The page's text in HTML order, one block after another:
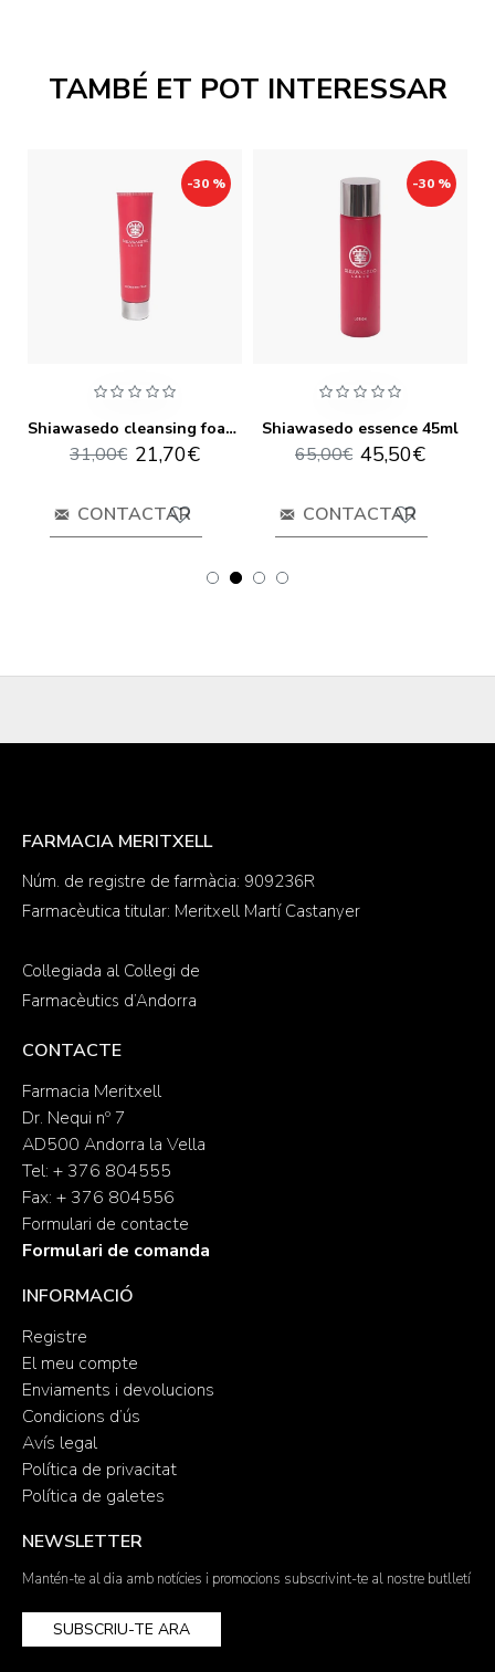
TAMBÉ ET POT INTERESSAR
-30 %
Shiawasedo cleansing foam 120ml
21,70€
31,00€
CONTACTAR
-30 %
Shiawasedo essence 45ml
45,50€
65,00€
CONTACTAR
FARMACIA MERITXELL
Núm. de registre de farmàcia: 909236R
Farmacèutica titular: Meritxell Martí Castanyer
Col·legiada al Col·legi de
Farmacèutics d’Andorra
CONTACTE
Farmacia Meritxell
Dr. Nequi nº 7
AD500 Andorra la Vella
Tel: + 376 804555
Fax: + 376 804556
Formulari de contacte
Formulari de comanda
INFORMACIÓ
Registre
El meu compte
Enviaments i devolucions
Condicions d’ús
Avís legal
Política de privacitat
Política de galetes
NEWSLETTER
Mantén-te al dia amb notícies i promocions subscrivint-te al nostre butlletí
SUBSCRIU-TE ARA